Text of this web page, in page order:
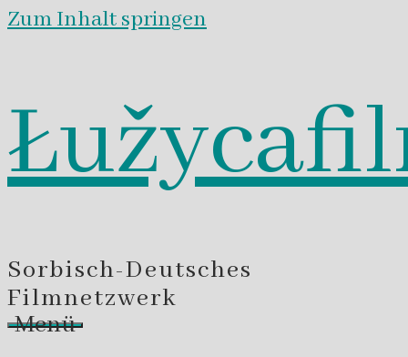
Zum Inhalt springen
Sorbisch-Deutsches
Filmnetzwerk
Menü